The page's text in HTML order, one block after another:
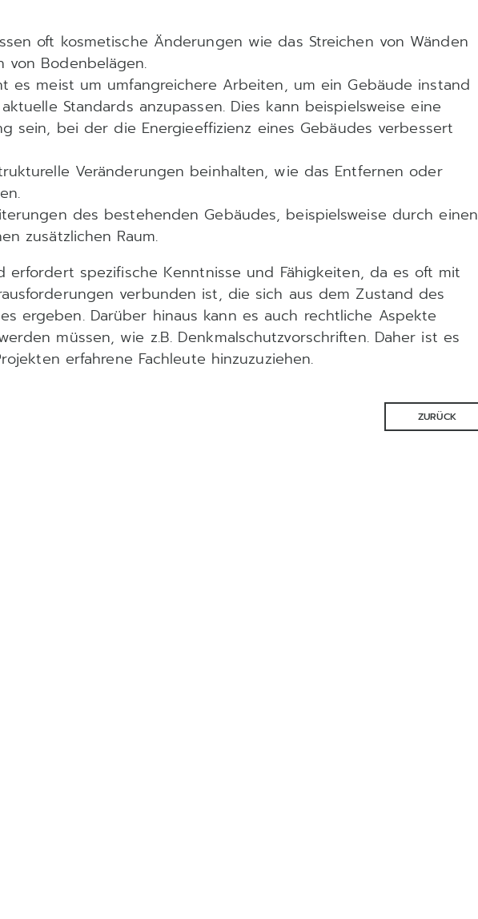
oft kosmetische Änderungen wie das Streichen von Wänden
von Bodenbelägen.
es meist um umfangreichere Arbeiten, um ein Gebäude instand
Standards anzupassen. Dies kann beispielsweise eine
sein, bei der die Energieeffizienz eines Gebäudes verbessert
Veränderungen beinhalten, wie das Entfernen oder
des bestehenden Gebäudes, beispielsweise durch einen
zusätzlichen Raum.
erfordert spezifische Kenntnisse und Fähigkeiten, da es oft mit
verbunden ist, die sich aus dem Zustand des
ergeben. Darüber hinaus kann es auch rechtliche Aspekte
müssen, wie z.B. Denkmalschutzvorschriften. Daher ist es
erfahrene Fachleute hinzuzuziehen.
ZURÜCK